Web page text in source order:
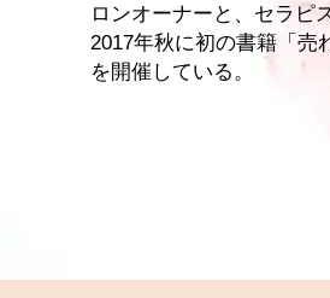
ロンオーナーと、セラピ
2017年秋に初の書籍「売
を開催している。